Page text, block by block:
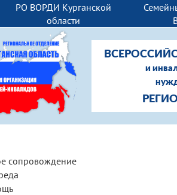
РО ВОРДИ Курганской
области
и
сопровождение